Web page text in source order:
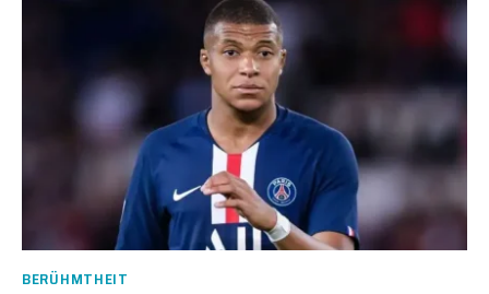
BERÜHMTHEIT